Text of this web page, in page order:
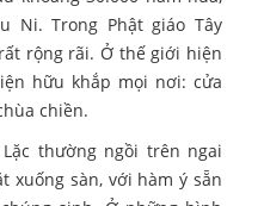
Ni. Trong Phật giáo Tây
rộng rãi. Ở thế giới hiện
hữu khắp mọi nơi: cửa
chiền.
thường ngồi trên ngai
xuống sàn, với hàm ý sẵn